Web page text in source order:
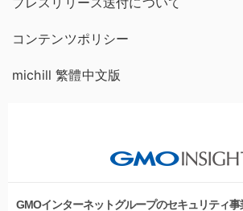
コンテンツポリシー
michill 繁體中文版
GMOインターネットグループのセキュリティ事